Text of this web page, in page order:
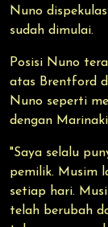
Nuno
sudah dimulai.
Posisi Nuno
atas Brentford
Nuno seperti
dengan
"Saya selalu
pemilik. Musim
setiap hari.
telah berubah